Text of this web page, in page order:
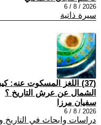
2026 / 8 / 6
سيرة ذاتية
(37) اللغز المسكوت عنه:
الشمال عن عرش التاريخ ؟
سفيان مرزا
2026 / 8 / 6
دراسات وابحاث في التاريخ